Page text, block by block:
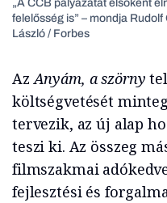
„A CCB pályázatát elsőként
felelősség is” – mondja
László / Forbes
AzAnyám, a szörny
költségvetését
tervezik, az új alap
teszi ki. Az összeg
filmszakmai
fejlesztési és